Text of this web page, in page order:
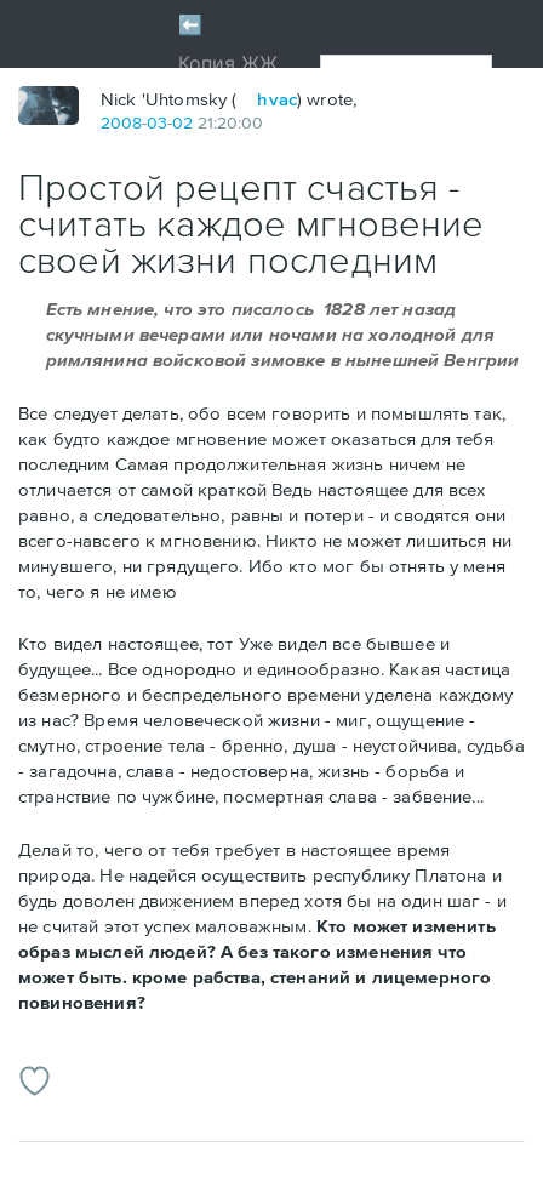
Nick 'Uhtomsky ( hvac) wrote,
2008-03-02 21:20:00
Простой рецепт счастья -
считать каждое мгновение
своей жизни последним
Есть мнение, что это писалось 1828 лет назад
скучными вечерами или ночами на холодной для
римлянина войсковой зимовке в нынешней Венгрии
Все следует делать, обо всем говорить и помышлять так,
как будто каждое мгновение может оказаться для тебя
последним Самая продолжительная жизнь ничем не
отличается от самой краткой Ведь настоящее для всех
равно, а следовательно, равны и потери - и сводятся они
всего-навсего к мгновению. Никто не может лишиться ни
минувшего, ни грядущего. Ибо кто мог бы отнять у меня
то, чего я не имею
Кто видел настоящее, тот Уже видел все бывшее и
будущее... Все однородно и единообразно. Какая частица
безмерного и беспредельного времени уделена каждому
из нас? Время человеческой жизни - миг, ощущение -
смутно, строение тела - бренно, душа - неустойчива, судьба
- загадочна, слава - недостоверна, жизнь - борьба и
странствие по чужбине, посмертная слава - забвение...
Делай то, чего от тебя требует в настоящее время
природа. Не надейся осуществить республику Платона и
будь доволен движением вперед хотя бы на один шаг - и
не считай этот успех маловажным. Кто может изменить
образ мыслей людей? А без такого изменения что
может быть. кроме рабства, стенаний и лицемерного
повиновения?